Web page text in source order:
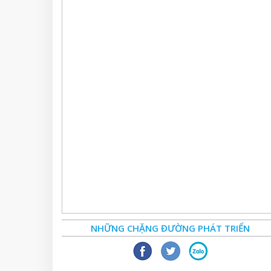
NHỮNG CHẶNG ĐƯỜNG PHÁT TRIỂN